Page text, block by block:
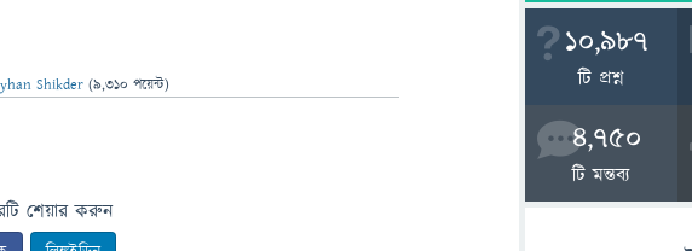
Shikder (9,310 পয়েন্ট)
শেয়ার করুন
10,987
টি প্রশ্ন
4,750
টি মন্তব্য